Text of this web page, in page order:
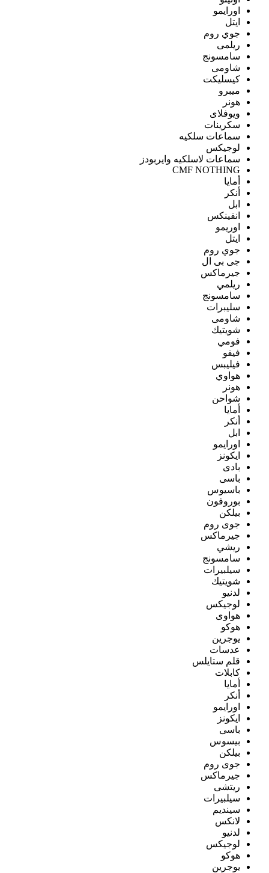
اورايمو
ايتل
جوي روم
ريلمى
سامسونج
شاومى
كيسليكت
ميبرو
هونر
ويوفلاى
سكرينات
سماعات سلكيه
لوجيكس
سماعات لاسلكيه وايربودز
CMF NOTHING
أمايا
أنكر
ابل
انفينكس
اوريمو
ايتل
جوي روم
جى بى ال
جيرماكس
ريلمي
سامسونج
سليبرات
شاومى
شويتيك
فومي
فيفو
فيليبس
هواوي
هونر
شواحن
أمايا
أنكر
ابل
اورايمو
ايكونز
بادى
باسى
باسيوس
بوروفون
بيلكن
جوى روم
جيرماكس
ريشي
سامسونج
سيلبيرات
شويتيك
لدنيو
لوجيكس
هواوى
هوكو
يوجرين
عدسات
قلم ستايلس
كابلات
أمايا
أنكر
اورايمو
ايكونز
باسى
بيسوس
بيلكن
جوى روم
جيرماكس
ريتشى
سيلبيرات
سينديم
لانكس
لدنيو
لوجيكس
هوكو
يوجرين